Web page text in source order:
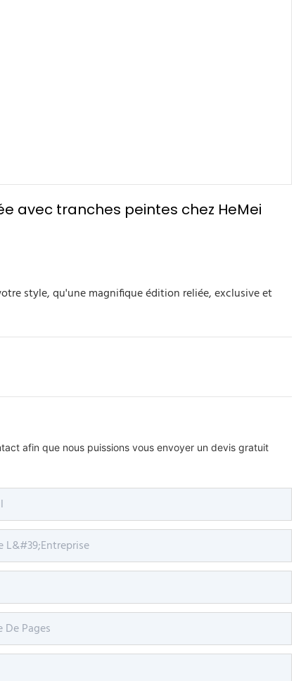
avec tranches peintes chez HeMei
style, qu'une magnifique édition reliée, exclusive et
afin que nous puissions vous envoyer un devis gratuit
L&#39;entreprise
De Pages